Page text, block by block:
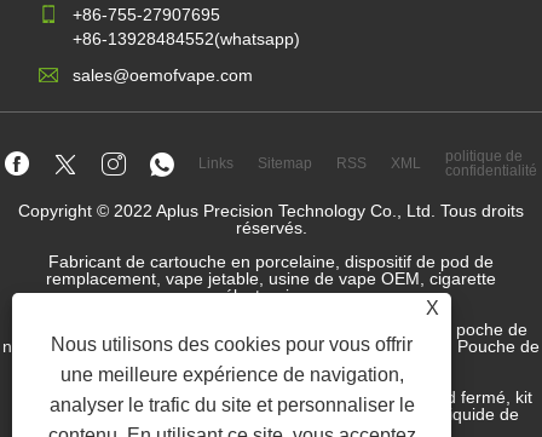
X
Nous utilisons des cookies pour vous offrir
une meilleure expérience de navigation,
analyser le trafic du site et personnaliser le
+86-755-27907695
+86-13928484552(whatsapp)
sales@oemofvape.com
Links Sitemap RSS XML
politique de
confidentialité
Copyright © 2022 Aplus Precision Technology Co., Ltd. Tous droits
réservés.
Fabricant de cartouche en porcelaine, dispositif de pod de
remplacement, vape jetable, usine de vape OEM, cigarette
électronique
SPCHETHER NICOTINE GROSSATEUR, Fournisseur de poche de
nicotine, Factory OEM Nicotine Pouch, Factory OEM Snus, Pouche de
nicotine, Pod Dispositif préfabillé,
Dispositif de pod rempli, système de pod, dispositif de pod fermé, kit
de pod ouvert, e-liquide, JUICE E-JUICE, Fabricant de liquide de
cigarette électronique, fournisseur SNUS.